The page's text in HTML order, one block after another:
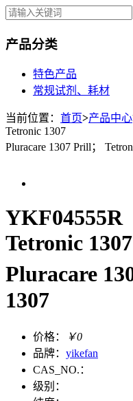
产品分类
特色产品
常规试剂、耗材
当前位置： 首页>产品中心
Tetronic 1307
Pluracare 1307 Prill；
YKF04555R
Tetronic 1307
Pluracare
1307
价格：
￥0
品牌： yikefan
CAS_NO.：
级别：